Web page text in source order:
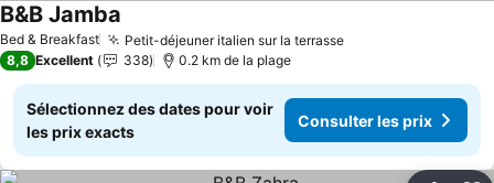
Bed & Breakfast Petit-déjeuner italien sur la terrasse
B&B Jamba
8,8 Excellent 338 0.2 km de la plage
Sélectionnez des dates pour voir
les prix exacts
Consulter les prix